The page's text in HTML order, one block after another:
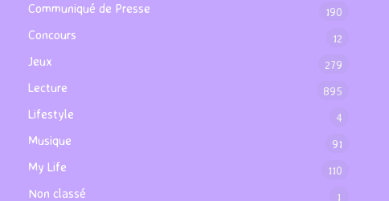
Communiqué de Presse 190
Concours 12
Jeux 279
Lecture 895
Lifestyle 4
Musique 91
My Life 110
Non classé 1